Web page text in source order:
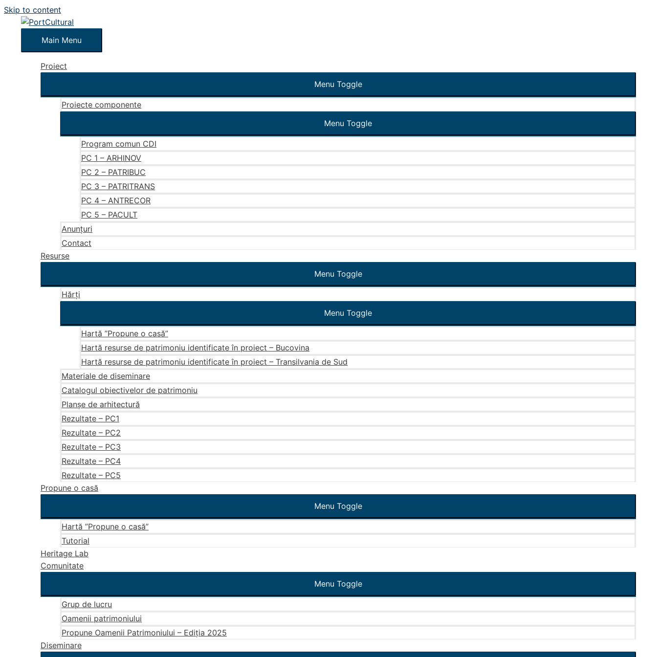
Skip to content
Main Menu
Proiect
Menu Toggle
Proiecte componente
Menu Toggle
Program comun CDI
PC 1 – ARHINOV
PC 2 – PATRIBUC
PC 3 – PATRITRANS
PC 4 – ANTRECOR
PC 5 – PACULT
Anunțuri
Contact
Resurse
Menu Toggle
Hărți
Menu Toggle
Hartă ”Propune o casă”
Hartă resurse de patrimoniu identificate în proiect – Bucovina
Hartă resurse de patrimoniu identificate în proiect – Transilvania de Sud
Materiale de diseminare
Catalogul obiectivelor de patrimoniu
Planșe de arhitectură
Rezultate – PC1
Rezultate – PC2
Rezultate – PC3
Rezultate – PC4
Rezultate – PC5
Propune o casă
Menu Toggle
Hartă ”Propune o casă”
Tutorial
Heritage Lab
Comunitate
Menu Toggle
Grup de lucru
Oamenii patrimoniului
Propune Oamenii Patrimoniului – Ediția 2025
Diseminare